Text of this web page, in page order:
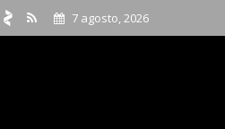
7 agosto, 2026